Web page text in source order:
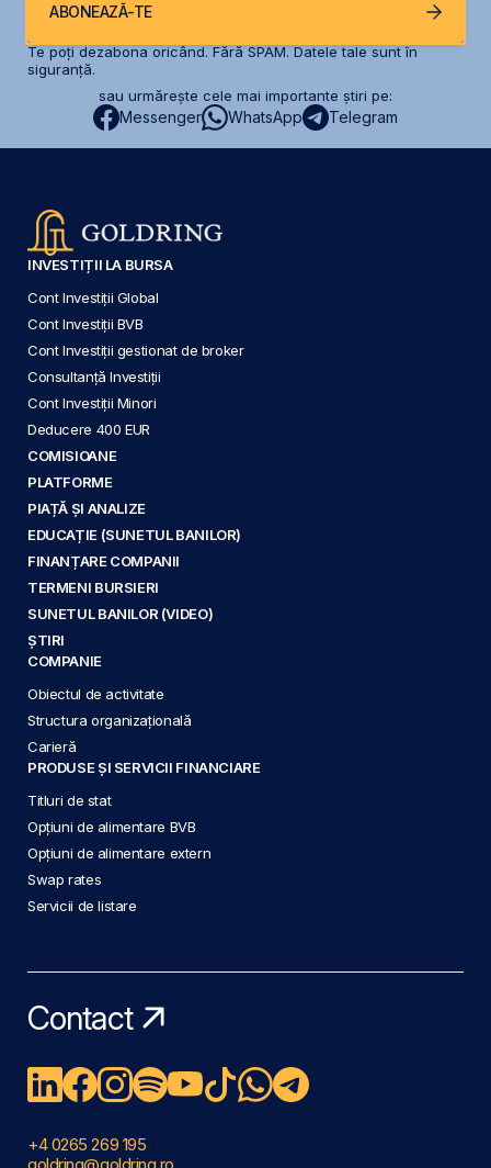
ABONEAZĂ-TE
Te poți dezabona oricând. Fără SPAM. Datele tale sunt în
siguranță.
sau urmărește cele mai importante știri pe:
Messenger WhatsApp Telegram
INVESTIȚII LA BURSA
Cont Investiții Global
Cont Investiții BVB
Cont Investiții gestionat de broker
Consultanță Investiții
Cont Investiții Minori
Deducere 400 EUR
COMISIOANE
PLATFORME
PIAȚĂ ȘI ANALIZE
EDUCAȚIE (SUNETUL BANILOR)
FINANȚARE COMPANII
TERMENI BURSIERI
SUNETUL BANILOR (VIDEO)
ȘTIRI
COMPANIE
Obiectul de activitate
Structura organizațională
Carieră
PRODUSE ȘI SERVICII FINANCIARE
Titluri de stat
Opțiuni de alimentare BVB
Opțiuni de alimentare extern
Swap rates
Servicii de listare
Contact
+4 0265 269 195